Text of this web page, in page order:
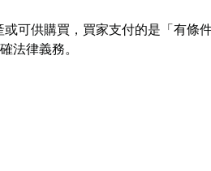
可供購買，買家支付的是「有條
法律義務。